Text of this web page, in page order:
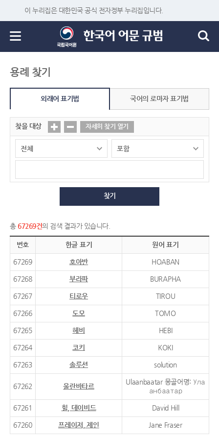
이 누리집은 대한민국 공식 전자정부 누리집입니다.
용례 찾기
외래어 표기법 국어의 로마자 표기법
찾을 대상 자세히 찾기 열기
찾기
총 67269건의 검색 결과가 있습니다.
번호 한글 표기 원어 표기
67269 호아반 HOABAN
67268 부라파 BURAPHA
67267 티로우 TIROU
67266 도모 TOMO
67265 헤비 HEBI
67264 코키 KOKI
67263 솔루션 solution
67262 울란바타르
Ulaanbaatar 몽골어명: Ула
анбаатар
67261 힐, 데이비드 David Hill
67260 프레이저, 제인 Jane Fraser